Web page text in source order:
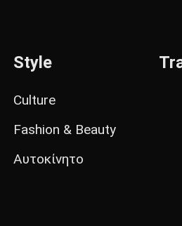
Style
Culture
Fashion & Beauty
Αυτοκίνητο